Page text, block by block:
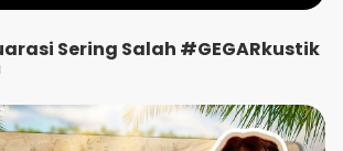
Sering Salah #GEGARkustik